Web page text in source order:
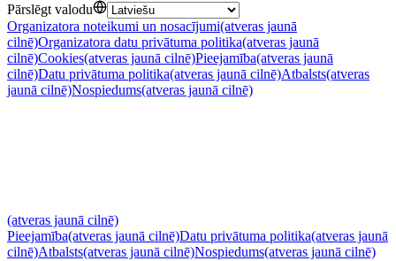
Pārslēgt valodu
Organizatora noteikumi un nosacījumi(atveras jaunā
cilnē)Organizatora datu privātuma politika(atveras jaunā
cilnē)Cookies(atveras jaunā cilnē)Pieejamība(atveras jaunā
cilnē)Datu privātuma politika(atveras jaunā cilnē)Atbalsts(atveras
jaunā cilnē)Nospiedums(atveras jaunā cilnē)
(atveras jaunā cilnē)
Pieejamība(atveras jaunā cilnē)Datu privātuma politika(atveras jaunā
cilnē)Atbalsts(atveras jaunā cilnē)Nospiedums(atveras jaunā cilnē)